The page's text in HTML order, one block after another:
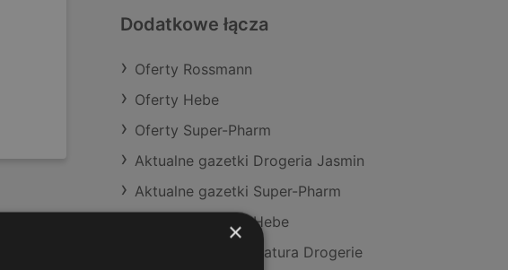
Dodatkowe łącza
Oferty Rossmann
Oferty Hebe
Oferty Super-Pharm
Aktualne gazetki Drogeria Jasmin
Aktualne gazetki Super-Pharm
Aktualne gazetki Hebe
Aktualne gazetki Natura Drogerie
×